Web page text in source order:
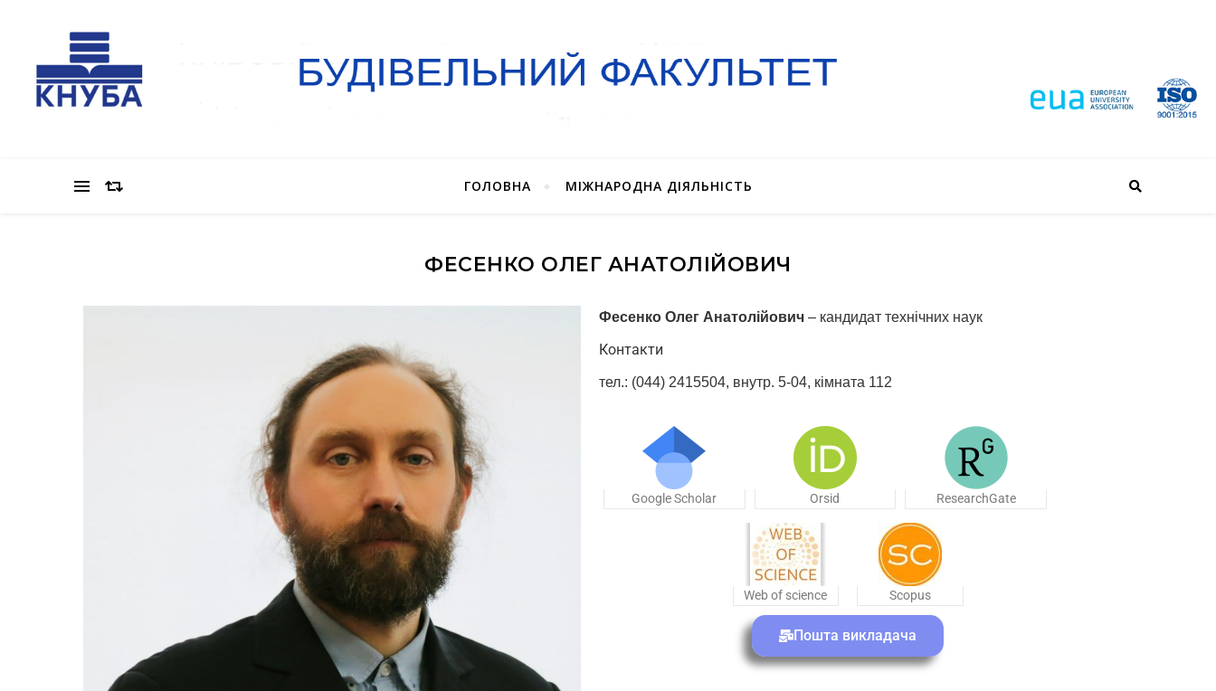
ГОЛОВНА МІЖНАРОДНА ДІЯЛЬНІСТЬ
ФЕСЕНКО ОЛЕГ АНАТОЛІЙОВИЧ
Фесенко Олег Анатолійович – кандидат технічних наук
Контакти
тел.: (044) 2415504, внутр. 5-04, кімната 112
Google Scholar Orsid ResearchGate
Web of science Scopus
Пошта викладача